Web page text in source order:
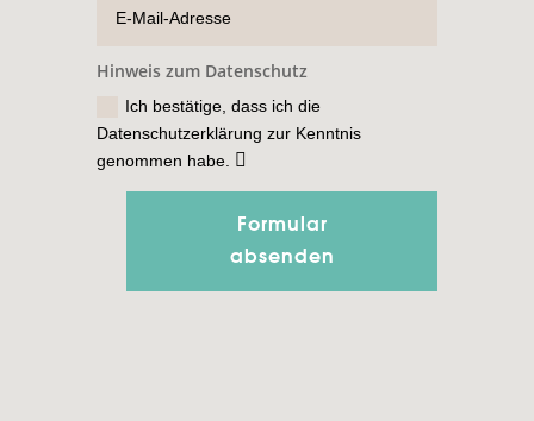
Hinweis zum Datenschutz
Ich bestätige, dass ich die
Datenschutzerklärung zur Kenntnis
genommen habe.
Formular
absenden